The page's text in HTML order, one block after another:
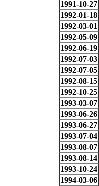
1991-10-27
1992-01-18
1992-03-01
1992-05-09
1992-06-19
1992-07-03
1992-07-05
1992-08-15
1992-10-25
1993-03-07
1993-06-26
1993-06-27
1993-07-04
1993-08-07
1993-08-14
1993-10-24
1994-03-06